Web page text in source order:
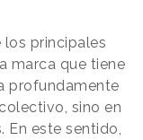
los principales
marca que tiene
profundamente
sino en
En este sentido,